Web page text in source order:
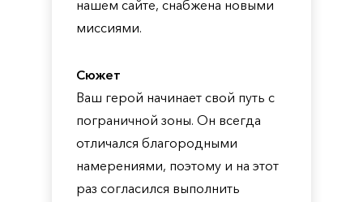
нашем сайте, снабжена новыми
миссиями.
Сюжет
Ваш герой начинает свой путь с
пограничной зоны. Он всегда
отличался благородными
намерениями, поэтому и на этот
раз согласился выполнить